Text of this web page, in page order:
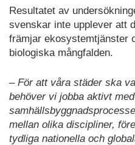
Resultatet av
svenskar inte upplever att
främjar ekosystemtjänster
biologiska mångfalden.
– För att våra städer ska
behöver vi jobba aktivt
mellan olika discipliner,
tydliga nationella och